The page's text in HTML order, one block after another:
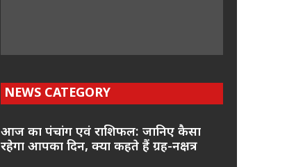
NEWS CATEGORY
आज का पंचांग एवं राशिफल: जानिए कैसा
रहेगा आपका दिन, क्या कहते हैं ग्रह-नक्षत्र